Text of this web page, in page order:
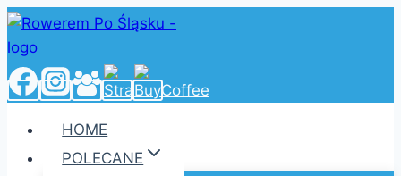
Przejdź
do
treści
HOME
POLECANE